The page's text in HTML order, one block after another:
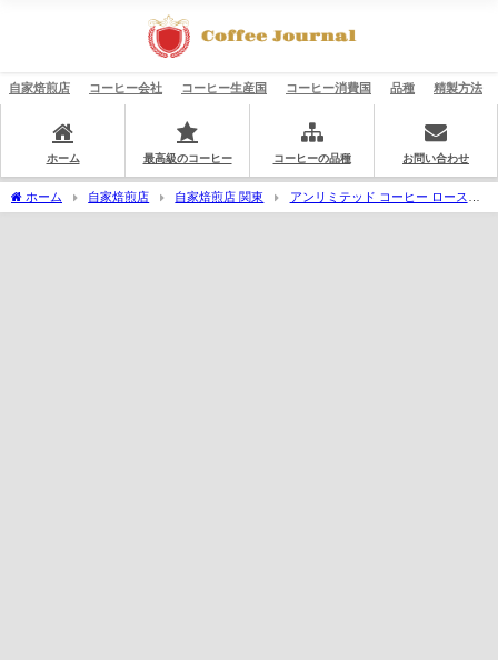
自家焙煎店 コーヒー会社 コーヒー生産国 コーヒー消費国 品種 精製方法
ホーム 最高級のコーヒー コーヒーの品種 お問い合わせ
ホーム 自家焙煎店 自家焙煎店 関東
アンリミテッド コーヒー ロースタ
ーズ